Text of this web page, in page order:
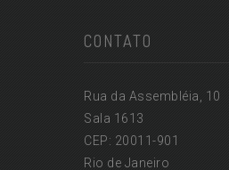
CONTATO
Rua da Assembléia, 10
Sala 1613
CEP: 20011-901
Rio de Janeiro